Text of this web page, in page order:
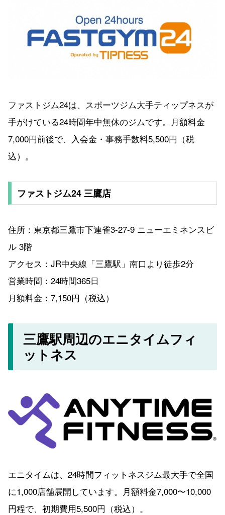
ファストジム24は、スポーツジム大手ティップネスが
手がけている24時間年中無休のジムです。月額料金
7,000円前後で、入会金・事務手数料5,500円（税
込）。
ファストジム24 三鷹店
住所：東京都三鷹市下連雀3-27-9 ニューエミネンスビ
ル 3階
アクセス：JR中央線「三鷹駅」南口より徒歩2分
営業時間：24時間365日
月額料金：7,150円（税込）
三鷹駅周辺のエニタイムフィ
ットネス
エニタイムは、24時間フィットネスジム最大手で全国
に1,000店舗展開しています。月額料金7,000〜10,000
円程で、初期費用5,500円（税込）。